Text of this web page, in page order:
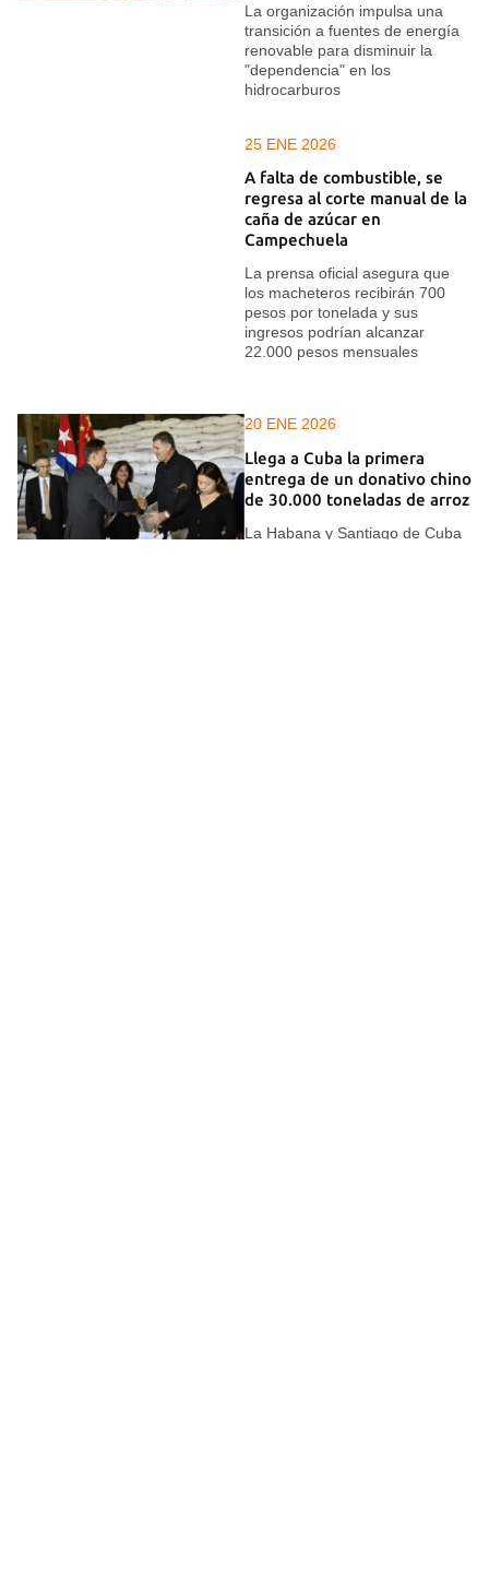
La organización impulsa una
transición a fuentes de energía
renovable para disminuir la
"dependencia" en los
hidrocarburos
25 ENE 2026
A falta de combustible, se
regresa al corte manual de la
caña de azúcar en
Campechuela
La prensa oficial asegura que
los macheteros recibirán 700
pesos por tonelada y sus
ingresos podrían alcanzar
22.000 pesos mensuales
20 ENE 2026
Llega a Cuba la primera
entrega de un donativo chino
de 30.000 toneladas de arroz
La Habana y Santiago de Cuba